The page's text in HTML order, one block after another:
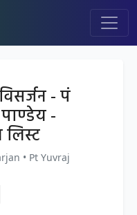
- पं
-
लिस्ट
• Pt Yuvraj